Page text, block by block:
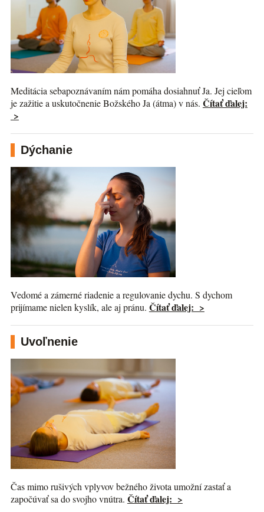
Meditácia sebapoznávaním nám pomáha dosiahnuť Ja. Jej cieľom
je zažitie a uskutočnenie Božského Ja (átma) v nás. Čítať ďalej:
>
Dýchanie
Vedomé a zámerné riadenie a regulovanie dychu. S dychom
prijímame nielen kyslík, ale aj pránu. Čítať ďalej: >
Uvoľnenie
Čas mimo rušivých vplyvov bežného života umožní zastať a
započúvať sa do svojho vnútra. Čítať ďalej: >